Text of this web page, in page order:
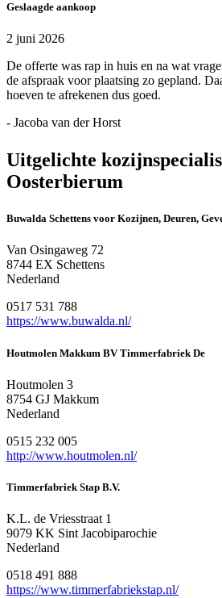
Geslaagde aankoop
2 juni 2026
De offerte was rap in huis en na wat
de afspraak voor plaatsing zo gepland.
hoeven te afrekenen dus goed.
- Jacoba van der Horst
Uitgelichte
Oosterbierum
Buwalda Schettens voor Kozijnen, Deuren,
Van Osingaweg 72
8744 EX Schettens
Nederland
0517 531 788
https://www.buwalda.nl/
Houtmolen Makkum BV Timmerfabriek De
Houtmolen 3
8754 GJ Makkum
Nederland
0515 232 005
http://www.houtmolen.nl/
Timmerfabriek Stap B.V.
K.L. de Vriesstraat 1
9079 KK Sint Jacobiparochie
Nederland
0518 491 888
https://www.timmerfabriekstap.nl/